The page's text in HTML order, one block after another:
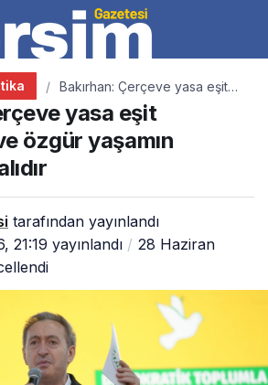
Bakırhan: Çerçeve yasa eşit
yurttaşlığın ve özgür yaşamın
kapısını açmalıdır
yasa eşit
özgür yaşamın
tarafından yayınlandı
21:19 yayınlandı
28 Haziran